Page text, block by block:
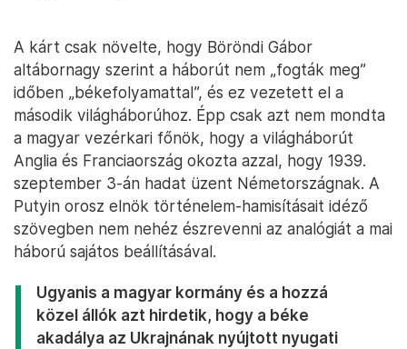
A kárt csak növelte, hogy Böröndi Gábor
altábornagy szerint a háborút nem „fogták meg”
időben „békefolyamattal”, és ez vezetett el a
második világháborúhoz. Épp csak azt nem mondta
a magyar vezérkari főnök, hogy a világháborút
Anglia és Franciaország okozta azzal, hogy 1939.
szeptember 3-án hadat üzent Németországnak. A
Putyin orosz elnök történelem-hamisításait idéző
szövegben nem nehéz észrevenni az analógiát a mai
háború sajátos beállításával.
Ugyanis a magyar kormány és a hozzá
közel állók azt hirdetik, hogy a béke
akadálya az Ukrajnának nyújtott nyugati